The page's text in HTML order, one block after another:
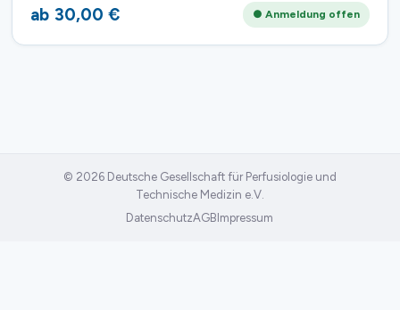
ab 30,00 € ● Anmeldung offen
© 2026 Deutsche Gesellschaft für Perfusiologie und
Technische Medizin e.V.
DatenschutzAGB Impressum